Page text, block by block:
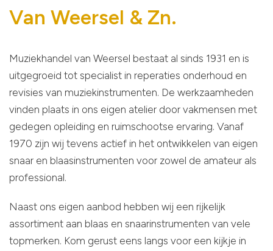
Van Weersel & Zn.
Muziekhandel van Weersel bestaat al sinds 1931 en is
uitgegroeid tot specialist in reperaties onderhoud en
revisies van muziekinstrumenten. De werkzaamheden
vinden plaats in ons eigen atelier door vakmensen met
gedegen opleiding en ruimschootse ervaring. Vanaf
1970 zijn wij tevens actief in het ontwikkelen van eigen
snaar en blaasinstrumenten voor zowel de amateur als
professional.
Naast ons eigen aanbod hebben wij een rijkelijk
assortiment aan blaas en snaarinstrumenten van vele
topmerken. Kom gerust eens langs voor een kijkje in